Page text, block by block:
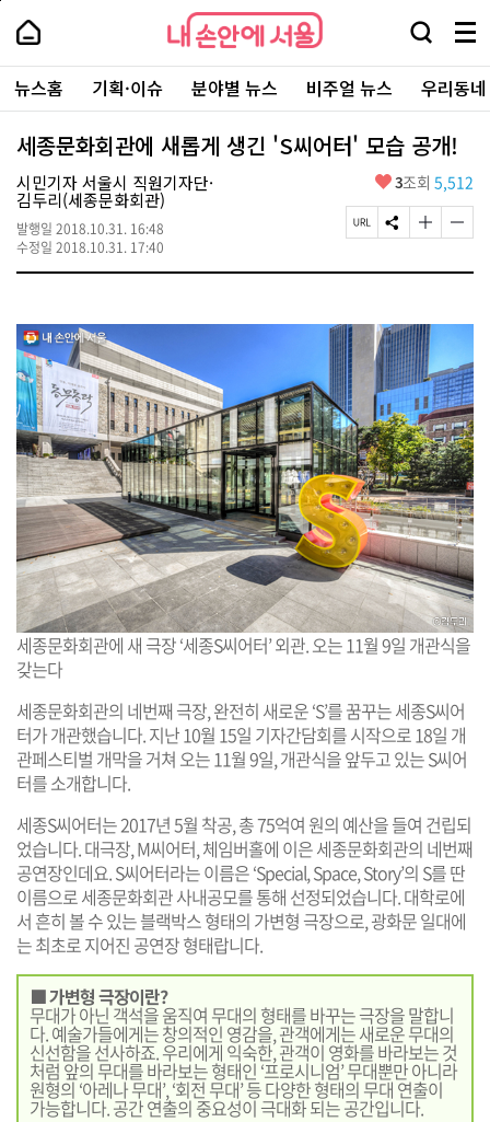
본
로
가
내
손
안
에
서
울
-
서
울
시
대
표
소
통
내
손
에
울
검
창
열
기
메
뉴
전
체
보
주
요
서
뉴스홈 기획·이슈 분야별 뉴스 비주얼 뉴스 우리동
세종문화회관에 새롭게 생긴 'S씨어터' 모습 공개!
시민기자 서울시 직원기자단·
김두리(세종문화회관)
발행일 2018.10.31. 16:48
수정일 2018.10.31. 17:40
좋
요
3조회 5,512
페
지
L
사
S
S
하
기
글
크
게
변
경
하
기
글
크
게
경
하
기
세종문화회관에 새 극장 ‘세종S씨어터’ 외관. 오는 11월 9일 개관식을
갖는다
세종문화회관의 네번째 극장, 완전히 새로운 ‘S’를 꿈꾸는 세종S씨어
터가 개관했습니다. 지난 10월 15일 기자간담회를 시작으로 18일 개
관페스티벌 개막을 거쳐 오는 11월 9일, 개관식을 앞두고 있는 S씨어
터를 소개합니다.
세종S씨어터는 2017년 5월 착공, 총 75억여 원의 예산을 들여 건립되
었습니다. 대극장, M씨어터, 체임버홀에 이은 세종문화회관의 네번째
공연장인데요. S씨어터라는 이름은 ‘Special, Space, Story’의 S를 딴
이름으로 세종문화회관 사내공모를 통해 선정되었습니다. 대학로에
서 흔히 볼 수 있는 블랙박스 형태의 가변형 극장으로, 광화문 일대에
는 최초로 지어진 공연장 형태랍니다.
■ 가변형 극장이란?
무대가 아닌 객석을 움직여 무대의 형태를 바꾸는 극장을 말합니
다. 예술가들에게는 창의적인 영감을, 관객에게는 새로운 무대의
신선함을 선사하죠. 우리에게 익숙한, 관객이 영화를 바라보는 것
처럼 앞의 무대를 바라보는 형태인 ‘프로시니엄’ 무대뿐만 아니라
원형의 ‘아레나 무대’, ‘회전 무대’ 등 다양한 형태의 무대 연출이
가능합니다. 공간 연출의 중요성이 극대화 되는 공간입니다.
페
상
단
로